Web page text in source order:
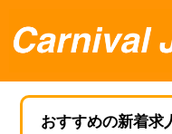
おすすめの新着求